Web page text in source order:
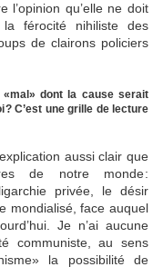
l’opinion qu’elle ne doit
férocité nihiliste des
de clairons policiers
dont la cause serait
? C’est une grille de lecture
aussi clair que
de ­notre monde :
privée, le désir
mondialisé, face auquel
Je n’ai aucune
communiste, au sens
la possibilité de